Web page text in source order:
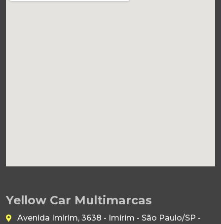
Yellow Car Multimarcas
Avenida Imirim, 3638 - Imirim - São Paulo/SP -